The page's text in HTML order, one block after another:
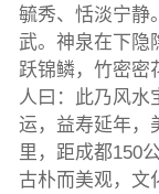
毓秀、恬淡宁静
武。神泉在下隐
跃锦鳞，竹密密
人曰：此乃风水
运，益寿延年，
里，距成都150
古朴而美观，文